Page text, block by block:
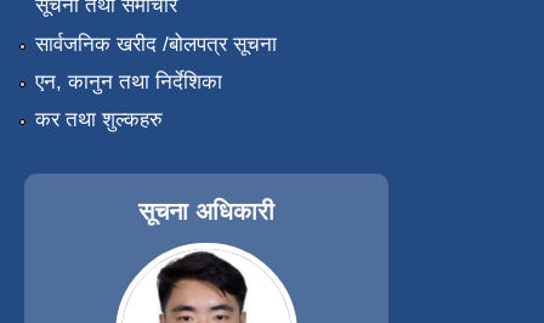
सूचना तथा समाचार
सार्वजनिक खरीद /बोलपत्र सूचना
एन, कानुन तथा निर्देशिका
कर तथा शुल्कहरु
सूचना अधिकारी